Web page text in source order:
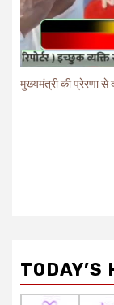
मुख्यमंत्री की प्रेरणा से
TODAY’S